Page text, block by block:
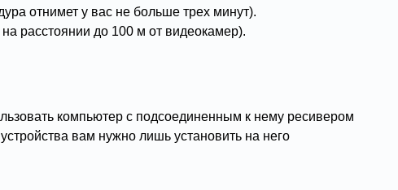
отнимет у вас не больше трех минут).
расстоянии до 100 м от видеокамер).
компьютер с подсоединенным к нему ресивером
вам нужно лишь установить на него